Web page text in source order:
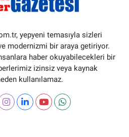
yepyeni temasıyla sizleri
modernizmi bir araya getiriyor.
haber okuyabilecekleri bir
izinsiz veya kaynak
kullanılamaz.